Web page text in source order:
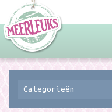
Categorieën